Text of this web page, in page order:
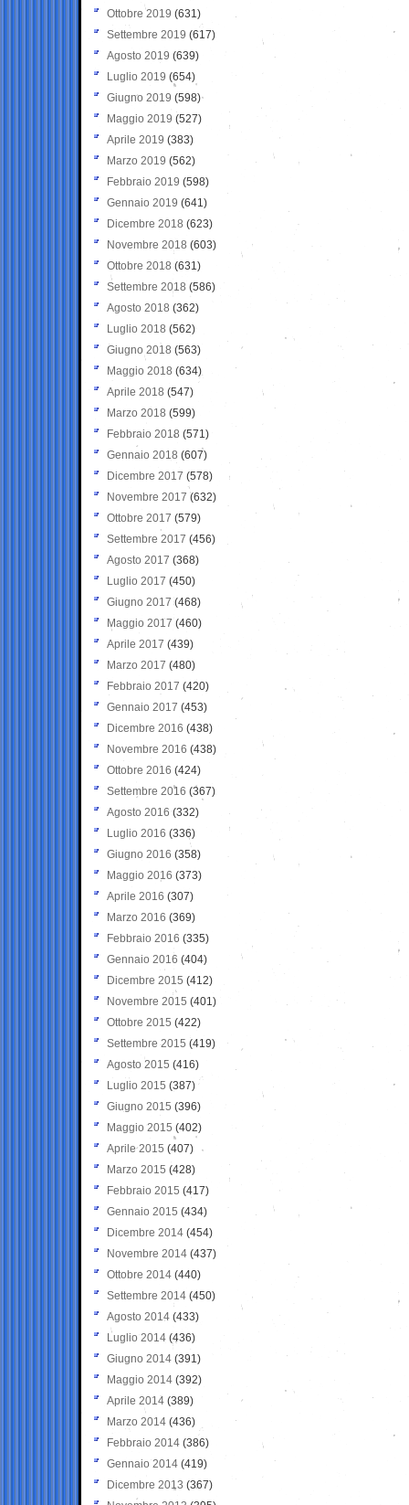
Ottobre 2019 (631)
Settembre 2019 (617)
Agosto 2019 (639)
Luglio 2019 (654)
Giugno 2019 (598)
Maggio 2019 (527)
Aprile 2019 (383)
Marzo 2019 (562)
Febbraio 2019 (598)
Gennaio 2019 (641)
Dicembre 2018 (623)
Novembre 2018 (603)
Ottobre 2018 (631)
Settembre 2018 (586)
Agosto 2018 (362)
Luglio 2018 (562)
Giugno 2018 (563)
Maggio 2018 (634)
Aprile 2018 (547)
Marzo 2018 (599)
Febbraio 2018 (571)
Gennaio 2018 (607)
Dicembre 2017 (578)
Novembre 2017 (632)
Ottobre 2017 (579)
Settembre 2017 (456)
Agosto 2017 (368)
Luglio 2017 (450)
Giugno 2017 (468)
Maggio 2017 (460)
Aprile 2017 (439)
Marzo 2017 (480)
Febbraio 2017 (420)
Gennaio 2017 (453)
Dicembre 2016 (438)
Novembre 2016 (438)
Ottobre 2016 (424)
Settembre 2016 (367)
Agosto 2016 (332)
Luglio 2016 (336)
Giugno 2016 (358)
Maggio 2016 (373)
Aprile 2016 (307)
Marzo 2016 (369)
Febbraio 2016 (335)
Gennaio 2016 (404)
Dicembre 2015 (412)
Novembre 2015 (401)
Ottobre 2015 (422)
Settembre 2015 (419)
Agosto 2015 (416)
Luglio 2015 (387)
Giugno 2015 (396)
Maggio 2015 (402)
Aprile 2015 (407)
Marzo 2015 (428)
Febbraio 2015 (417)
Gennaio 2015 (434)
Dicembre 2014 (454)
Novembre 2014 (437)
Ottobre 2014 (440)
Settembre 2014 (450)
Agosto 2014 (433)
Luglio 2014 (436)
Giugno 2014 (391)
Maggio 2014 (392)
Aprile 2014 (389)
Marzo 2014 (436)
Febbraio 2014 (386)
Gennaio 2014 (419)
Dicembre 2013 (367)